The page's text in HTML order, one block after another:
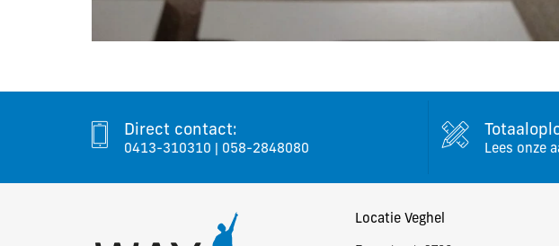
Direct contact:
0413-310310 058-2848080 Lees onze
Locatie Veghel